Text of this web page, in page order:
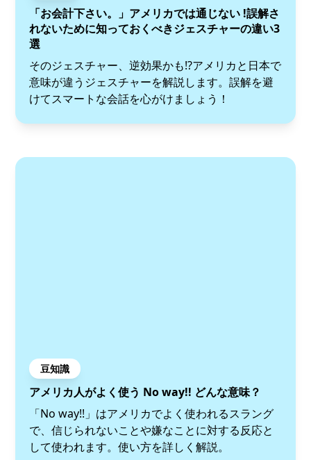
「お会計下さい。」アメリカでは通じない !誤解さ
れないために知っておくべきジェスチャーの違い3
選
そのジェスチャー、逆効果かも!?アメリカと日本で
意味が違うジェスチャーを解説します。誤解を避
けてスマートな会話を心がけましょう！
豆知識
アメリカ人がよく使う No way!! どんな意味？
「No way!!」はアメリカでよく使われるスラング
で、信じられないことや嫌なことに対する反応と
して使われます。使い方を詳しく解説。